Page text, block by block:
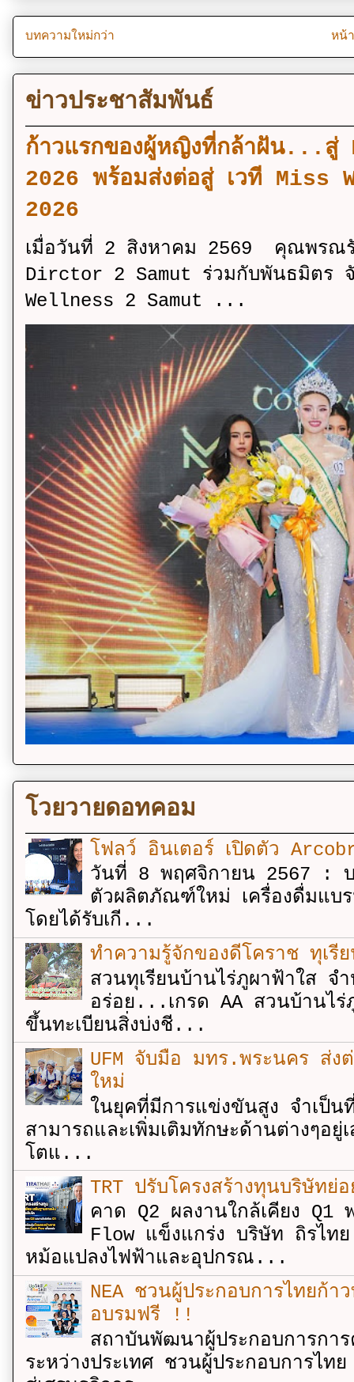
บทความใหม่กว่า หน้
ข่าวประชาสัมพันธ์
ก้าวแรกของผู้หญิงที่กล้าฝัน...
2026 พร้อมส่งต่อสู่ เวที
2026
เมื่อวันที่ 2 สิงหาคม 2569 คุณพร
Dirctor 2 Samut ร่วมกับพันธมิตร จั
Wellness 2 Samut ...
โวยวายดอทคอม
โฟลว์ อินเตอร์ เปิดตัว
วันที่ 8 พฤศจิกายน 2567 : บ
ตัวผลิตภัณฑ์ใหม่ เครื่องดื่มแบ
โดยได้รับเกี...
ทำความรู้จักของดีโคราช ทุเรี
สวนทุเรียนบ้านไร่ภูผาฟ้าใส
อร่อย...เกรด AA สวนบ้านไ
ขึ้นทะเบียนสิ่งบ่งชี...
UFM จับมือ มทร.พระนคร ส่งต่
ใหม่
ในยุคที่มีการแข่งขันสูง จำเป็
สามารถและเพิ่มเติมทักษะด้านต่างๆอยู่
โตแ...
TRT ปรับโครงสร้างทุนบริษัทย่
คาด Q2 ผลงานใกล้เคียง Q1
Flow แข็งแกร่ง บริษัท ถิรไ
หม้อแปลงไฟฟ้าและอุปกรณ...
NEA ชวนผู้ประกอบการไทยก้า
อบรมฟรี !!
สถาบันพัฒนาผู้ประกอบการกา
ระหว่างประเทศ ชวนผู้ประกอบการไท